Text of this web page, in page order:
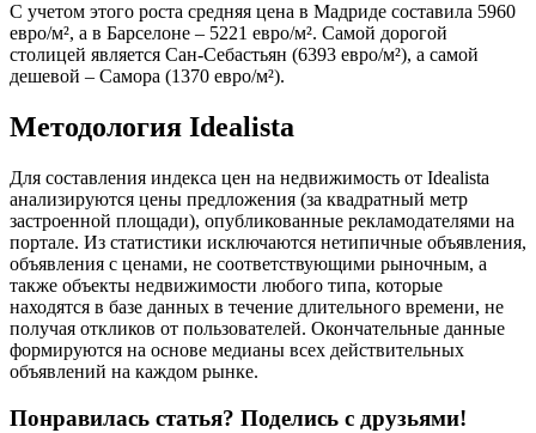
С учетом этого роста средняя цена в Мадриде составила 5960
евро/м², а в Барселоне – 5221 евро/м². Самой дорогой
столицей является Сан-Себастьян (6393 евро/м²), а самой
дешевой – Самора (1370 евро/м²).
Методология Idealista
Для составления индекса цен на недвижимость от Idealista
анализируются цены предложения (за квадратный метр
застроенной площади), опубликованные рекламодателями на
портале. Из статистики исключаются нетипичные объявления,
объявления с ценами, не соответствующими рыночным, а
также объекты недвижимости любого типа, которые
находятся в базе данных в течение длительного времени, не
получая откликов от пользователей. Окончательные данные
формируются на основе медианы всех действительных
объявлений на каждом рынке.
Понравилась статья? Поделись с друзьями!